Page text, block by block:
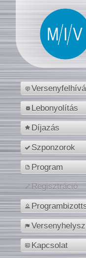
Lebonyolítás
Díjazás
Szponzorok
Program
Regisztráció
Kapcsolat